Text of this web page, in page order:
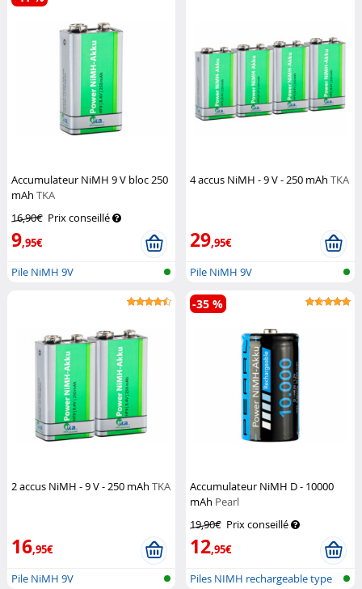
Accumulateur NiMH 9 V bloc 250
mAh TKA
16,90€ Prix conseillé
9,95€
Pile NiMH 9V
4 accus NiMH - 9 V - 250 mAhTKA
29,95€
Pile NiMH 9V
2 accus NiMH - 9 V - 250 mAh TKA
16,95€
Pile NiMH 9V
Accumulateur NiMH D - 10000
mAh Pearl
19,90€ Prix conseillé
12,95€
-35 %
Piles NIMH rechargeable type